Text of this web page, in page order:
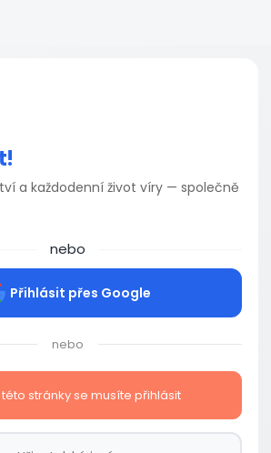
a každodenní život víry — společně
nebo
Přihlásit přes Google
nebo
stránky se musíte přihlásit